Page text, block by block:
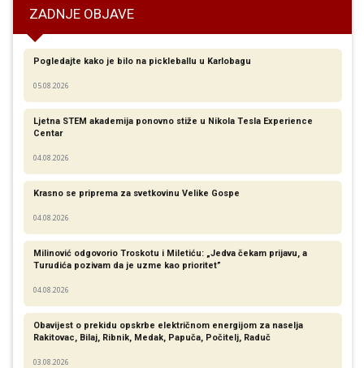
ZADNJE OBJAVE
Pogledajte kako je bilo na pickleballu u Karlobagu
05.08.2026
Ljetna STEM akademija ponovno stiže u Nikola Tesla Experience
Centar
04.08.2026
Krasno se priprema za svetkovinu Velike Gospe
04.08.2026
Milinović odgovorio Troskotu i Miletiću: „Jedva čekam prijavu, a
Turudića pozivam da je uzme kao prioritet”
04.08.2026
Obavijest o prekidu opskrbe električnom energijom za naselja
Rakitovac, Bilaj, Ribnik, Medak, Papuča, Počitelj, Raduč
03.08.2026